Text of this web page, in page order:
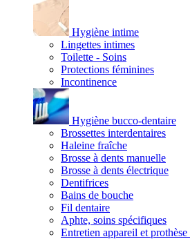
Hygiène intime
Lingettes intimes
Toilette - Soins
Protections féminines
Incontinence
Hygiène bucco-dentaire
Brossettes interdentaires
Haleine fraîche
Brosse à dents manuelle
Brosse à dents électrique
Dentifrices
Bains de bouche
Fil dentaire
Aphte, soins spécifiques
Entretien appareil et prothèse